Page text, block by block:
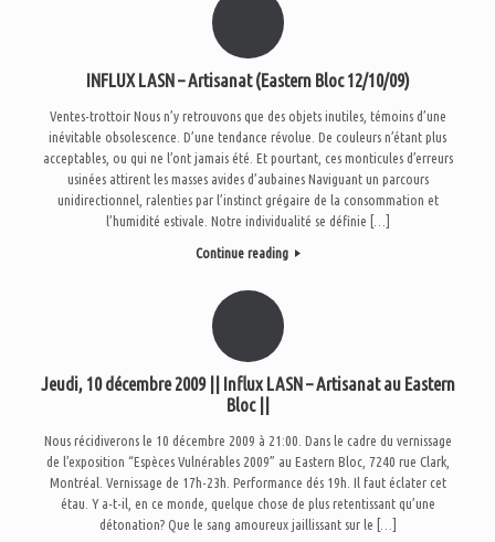
INFLUX LASN – Artisanat (Eastern Bloc 12/10/09)
Ventes-trottoir Nous n’y retrouvons que des objets inutiles, témoins d’une
inévitable obsolescence. D’une tendance révolue. De couleurs n’étant plus
acceptables, ou qui ne l’ont jamais été. Et pourtant, ces monticules d’erreurs
usinées attirent les masses avides d’aubaines Naviguant un parcours
unidirectionnel, ralenties par l’instinct grégaire de la consommation et
l’humidité estivale. Notre individualité se définie […]
Continue reading
Jeudi, 10 décembre 2009 || Influx LASN – Artisanat au Eastern
Bloc ||
Nous récidiverons le 10 décembre 2009 à 21:00. Dans le cadre du vernissage
de l’exposition “Espèces Vulnérables 2009” au Eastern Bloc, 7240 rue Clark,
Montréal. Vernissage de 17h-23h. Performance dés 19h. Il faut éclater cet
étau. Y a-t-il, en ce monde, quelque chose de plus retentissant qu’une
détonation? Que le sang amoureux jaillissant sur le […]